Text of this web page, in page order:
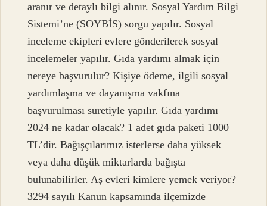
aranır ve detaylı bilgi alınır. Sosyal Yardım Bilgi
Sistemi’ne (SOYBİS) sorgu yapılır. Sosyal
inceleme ekipleri evlere gönderilerek sosyal
incelemeler yapılır. Gıda yardımı almak için
nereye başvurulur? Kişiye ödeme, ilgili sosyal
yardımlaşma ve dayanışma vakfına
başvurulması suretiyle yapılır. Gıda yardımı
2024 ne kadar olacak? 1 adet gıda paketi 1000
TL’dir. Bağışçılarımız isterlerse daha yüksek
veya daha düşük miktarlarda bağışta
bulunabilirler. Aş evleri kimlere yemek veriyor?
3294 sayılı Kanun kapsamında ilçemizde